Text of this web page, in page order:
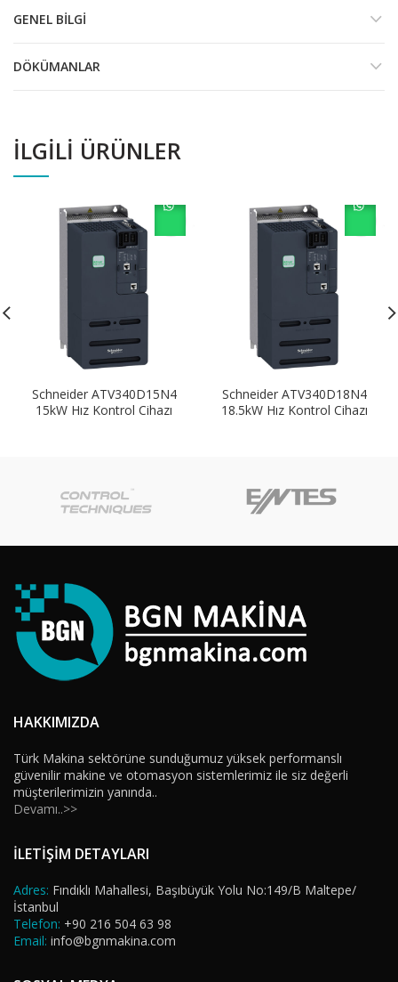
GENEL BILGI
DÖKÜMANLAR
İLGILI ÜRÜNLER
Schneider ATV340D15N4
15kW Hız Kontrol Cihazı
Schneider ATV340D18N4
18.5kW Hız Kontrol Cihazı
HAKKIMIZDA
Türk Makina sektörüne sunduğumuz yüksek performanslı
güvenilir makine ve otomasyon sistemlerimiz ile siz değerli
müşterilerimizin yanında..
Devamı..>>
İLETİŞİM DETAYLARI
Adres: Fındıklı Mahallesi, Başıbüyük Yolu No:149/B Maltepe/
İstanbul
Telefon: +90 216 504 63 98
Email: info@bgnmakina.com